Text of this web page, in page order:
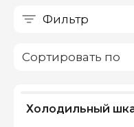
Фильтр
Сортировать по
Холодильный